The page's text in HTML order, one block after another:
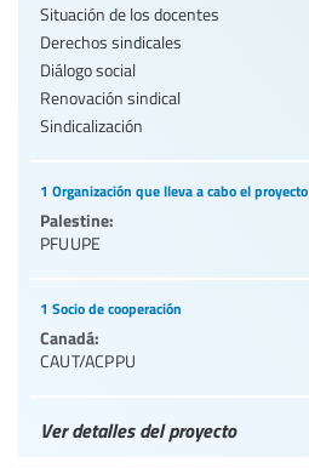
Situación de los docentes
Derechos sindicales
Diálogo social
Renovación sindical
Sindicalización
1 Organización que lleva a cabo el proyecto
Palestine:
PFUUPE
1 Socio de cooperación
Canadá:
CAUT/ACPPU
Ver detalles del proyecto